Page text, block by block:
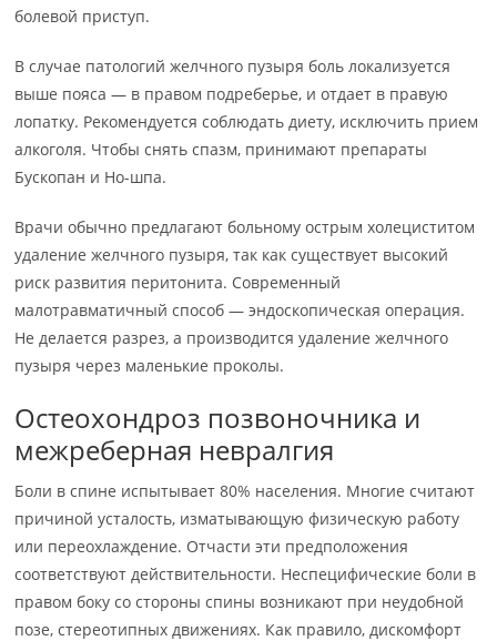
болевой приступ.
В случае патологий желчного пузыря боль локализуется
выше пояса — в правом подреберье, и отдает в правую
лопатку. Рекомендуется соблюдать диету, исключить прием
алкоголя. Чтобы снять спазм, принимают препараты
Бускопан и Но-шпа.
Врачи обычно предлагают больному острым холециститом
удаление желчного пузыря, так как существует высокий
риск развития перитонита. Современный
малотравматичный способ — эндоскопическая операция.
Не делается разрез, а производится удаление желчного
пузыря через маленькие проколы.
Остеохондроз позвоночника и
межреберная невралгия
Боли в спине испытывает 80% населения. Многие считают
причиной усталость, изматывающую физическую работу
или переохлаждение. Отчасти эти предположения
соответствуют действительности. Неспецифические боли в
правом боку со стороны спины возникают при неудобной
позе, стереотипных движениях. Как правило, дискомфорт